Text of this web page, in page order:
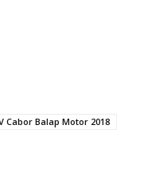
Cabor Balap Motor 2018